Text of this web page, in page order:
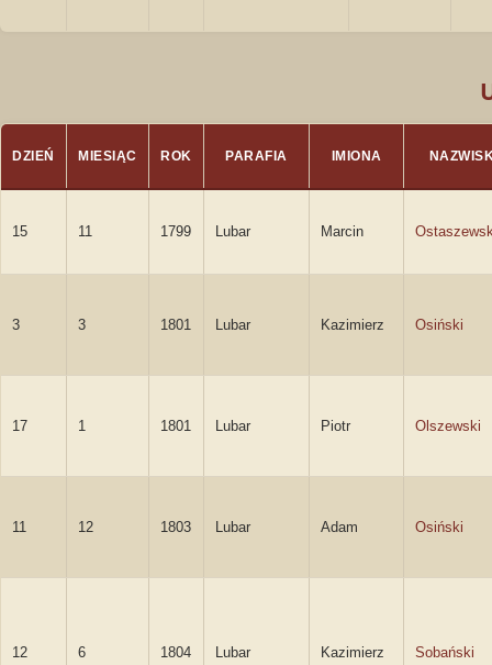
DZIEŃ MIESIĄC ROK PARAFIA IMIONA
15 11 1799 Lubar Marcin
3 3 1801 Lubar Kazimierz Osiński
17 1 1801 Lubar Piotr Olszewski
11 12 1803 Lubar Adam Osiński
12 6 1804 Lubar Kazimierz Sobański